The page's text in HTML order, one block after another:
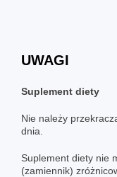
UWAGI
Suplement diety
Nie należy
dnia.
Suplement diety nie
(zamiennik)